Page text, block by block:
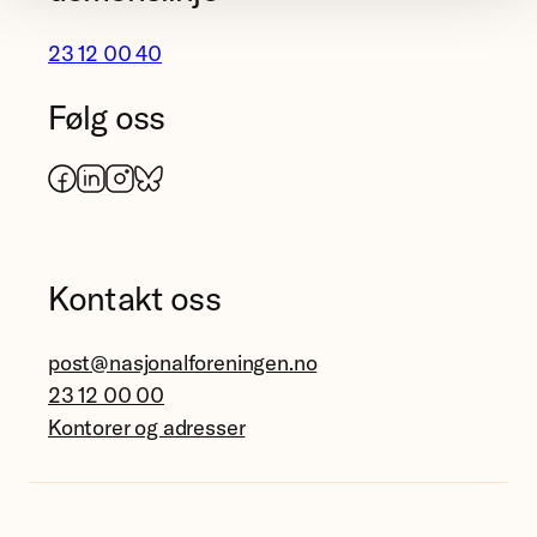
23 12 00 40
Følg oss
Facebook
LinkedIn
Instagram
Bluesky
Kontakt oss
post@nasjonalforeningen.no
23 12 00 00
Kontorer og adresser